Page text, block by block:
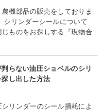
機部品の販売をしておりま
シリンダーシールについて
ものをお探しする『現物合
らない油圧ショベルのシリ
し出した方法
リンダーのシール損耗によ